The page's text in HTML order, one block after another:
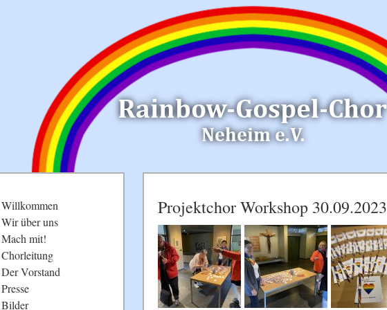
Projektchor Workshop 30.09.2023
Navigation
überspringen
Willkommen
Wir über uns
Mach mit!
Chorleitung
Der Vorstand
Presse
Bilder